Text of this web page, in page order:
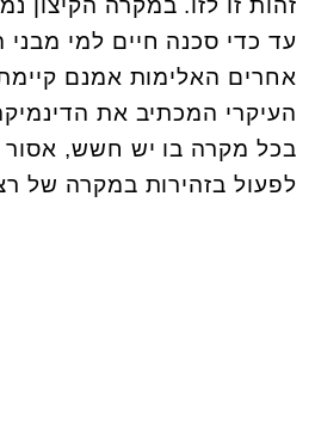
זהות זו לזו. במקרה הקיצון
עד כדי סכנה חיים למי
אחרים האלימות אמנם
העיקרי המכתיב את הדינמיקה
בכל מקרה בו יש חשש, אסור
לפעול בזהירות במקרה של